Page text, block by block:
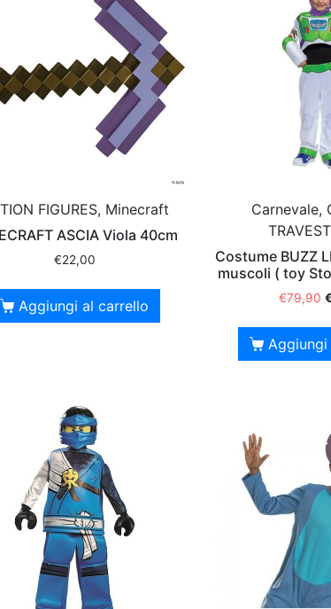
FIGURES, Minecraft
ASCIA Viola 40cm
€22,00
Aggiungi al carrello
Carnevale,
Costume BUZZ
muscoli ( toy
€79,90